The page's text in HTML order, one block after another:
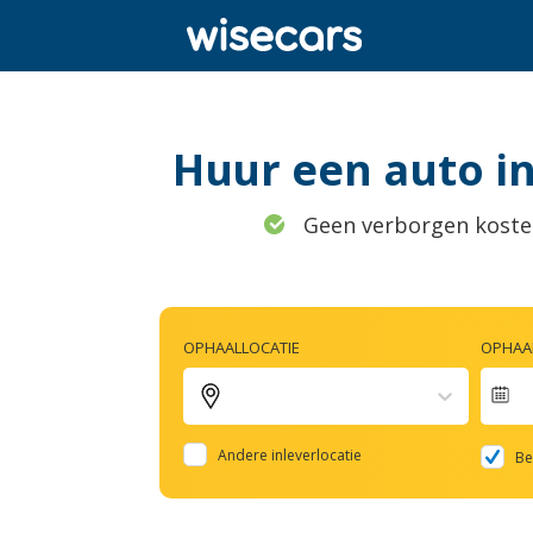
Huur een auto
Geen verborgen
OPHAALLOCATIE
Andere inleverlocatie
to